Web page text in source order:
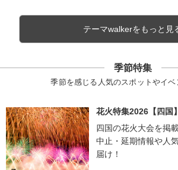
テーマwalkerをもっと見
季節特集
季節を感じる人気のスポットやイベ
花火特集2026【四国】
四国の花火大会を掲
中止・延期情報や人
届け！